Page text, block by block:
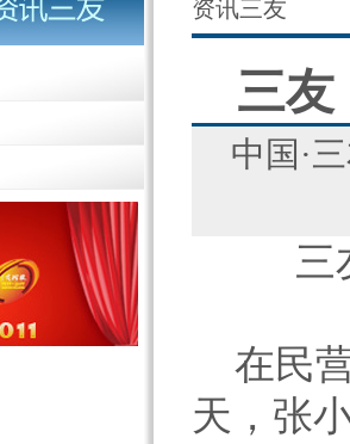
资讯三友
三友
中国·
三
在民营
天，张